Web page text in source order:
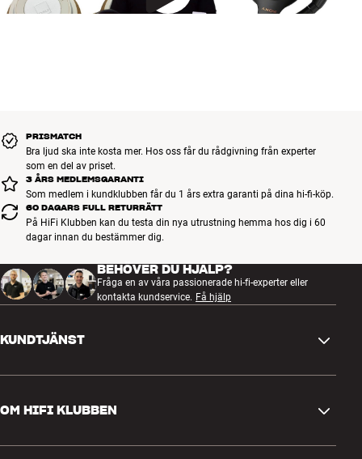
PRISMATCH
Bra ljud ska inte kosta mer. Hos oss får du rådgivning från experter
som en del av priset.
3 ÅRS MEDLEMSGARANTI
Som medlem i kundklubben får du 1 års extra garanti på dina hi-fi-köp.
60 DAGARS FULL RETURRÄTT
På HiFi Klubben kan du testa din nya utrustning hemma hos dig i 60
dagar innan du bestämmer dig.
BEHÖVER DU HJÄLP?
Fråga en av våra passionerade hi-fi-experter eller
kontakta kundservice. Få hjälp
KUNDTJÄNST
Retur och reklamation
OM HIFI KLUBBEN